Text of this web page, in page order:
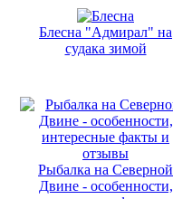
Блесна "Адмирал" на
судака зимой
Рыбалка на Северной
Двине - особенности,